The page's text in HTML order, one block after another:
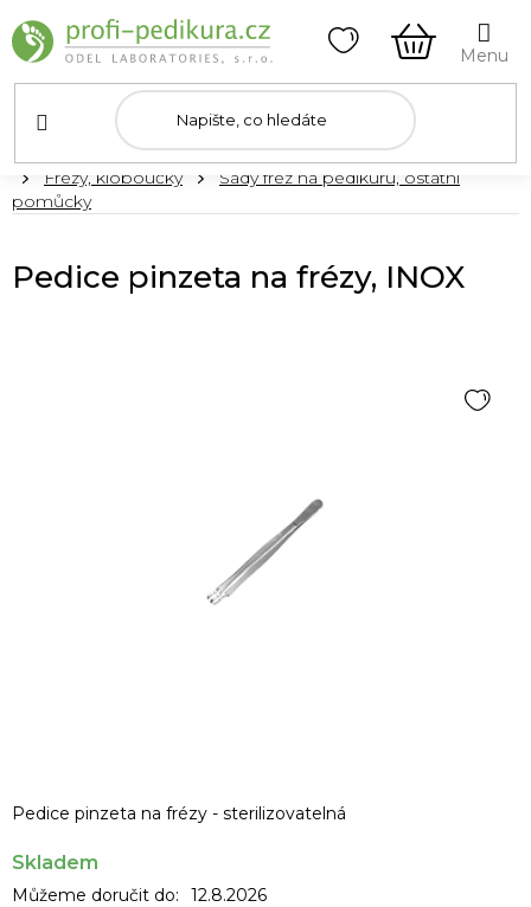
na
obsah
NÁKUPNÍ
KOŠÍK
DomůFrézy, kloboučky
Sady fréz na pedikúru, ostatní
pomůcky
Pedice pinzeta na frézy - sterilizovatelná
Skladem
Můžeme doručit do: 12.8.2026
Pedice pinzeta na frézy, INOX